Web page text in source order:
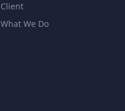
Client
What We Do